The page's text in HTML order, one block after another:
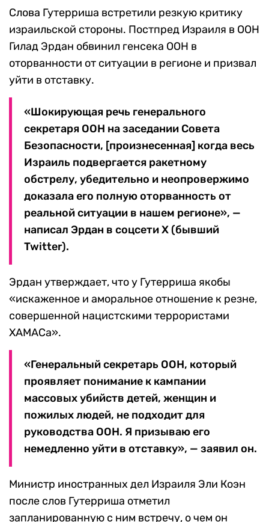
Слова Гутерриша встретили резкую критику
израильской стороны. Постпред Израиля в ООН
Гилад Эрдан обвинил генсека ООН в
оторванности от ситуации в регионе и призвал
уйти в отставку.
«Шокирующая речь генерального
секретаря ООН на заседании Совета
Безопасности, [произнесенная] когда весь
Израиль подвергается ракетному
обстрелу, убедительно и неопровержимо
доказала его полную оторванность от
реальной ситуации в нашем регионе», —
написал Эрдан в соцсети X (бывший
Twitter).
Эрдан утверждает, что у Гутерриша якобы
«искаженное и аморальное отношение к резне,
совершенной нацистскими террористами
ХАМАСа».
«Генеральный секретарь ООН, который
проявляет понимание к кампании
массовых убийств детей, женщин и
пожилых людей, не подходит для
руководства ООН. Я призываю его
немедленно уйти в отставку», — заявил он.
Министр иностранных дел Израиля Эли Коэн
после слов Гутерриша отметил
запланированную с ним встречу, о чем он